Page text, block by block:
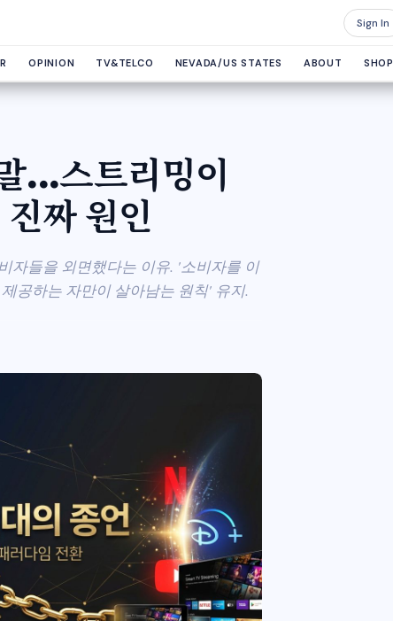
Sign In
OPINION TV&TELCO NEVADA/US STATES ABOUT SHOP
...스트리밍이
짜 원인
자들을 외면했다는 이유. '소비자를 이
공하는 자만이 살아남는 원칙' 유지.